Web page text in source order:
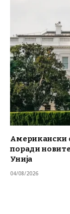
Американски
поради
Унија
04/08/2026